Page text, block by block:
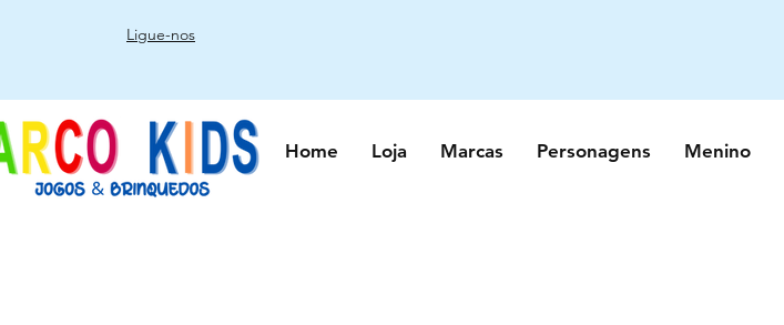
Ligue-nos
Home Loja Marcas Personagens Menino